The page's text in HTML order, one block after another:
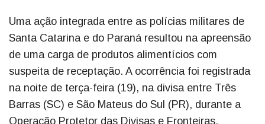
Uma ação integrada entre as polícias militares de
Santa Catarina e do Paraná resultou na apreensão
de uma carga de produtos alimentícios com
suspeita de receptação. A ocorrência foi registrada
na noite de terça-feira (19), na divisa entre Três
Barras (SC) e São Mateus do Sul (PR), durante a
Operação Protetor das Divisas e Fronteiras.